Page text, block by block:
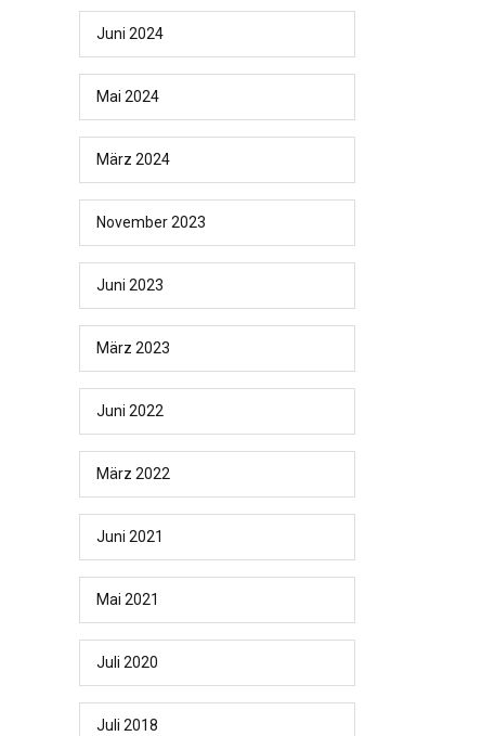
Juni 2024
Mai 2024
März 2024
November 2023
Juni 2023
März 2023
Juni 2022
März 2022
Juni 2021
Mai 2021
Juli 2020
Juli 2018